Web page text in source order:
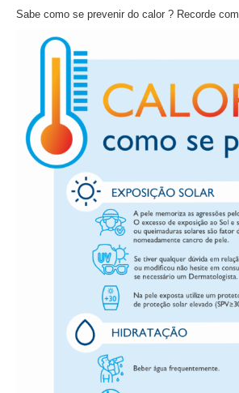
Sabe como se prevenir do calor ? Recorde